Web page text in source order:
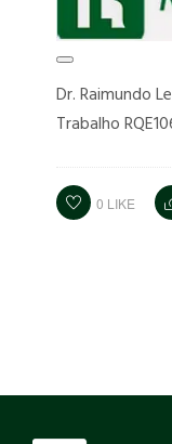
Dr. Raimundo
Trabalho
0 LIKE